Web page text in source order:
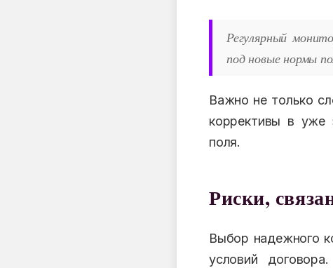
Регулярный
под новые нормы
Важно не только
коррективы в уже
поля.
Риски,
Выбор надежного
условий